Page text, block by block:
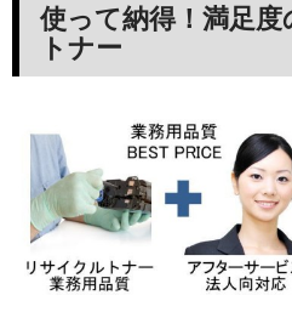
使って納得！満足
トナー